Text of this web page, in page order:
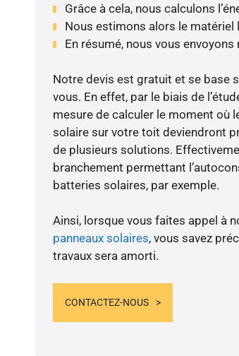
Grâce à cela, nous calculons
Nous estimons alors le matériel
En résumé, nous vous
Notre devis est gratuit et se base
vous. En effet, par le biais de
mesure de calculer le moment où
solaire sur votre toit deviendront
de plusieurs solutions.
branchement permettant
batteries solaires, par exemple.
Ainsi, lorsque vous faites appel à
panneaux solaires, vous savez
travaux sera amorti.
CONTACTEZ-NOUS